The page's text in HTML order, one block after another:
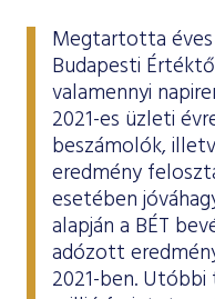
Megtartotta
Budapesti
valamennyi
2021-es üzleti
beszámolók,
eredmény
esetében
alapján a BÉT
adózott
2021-ben.